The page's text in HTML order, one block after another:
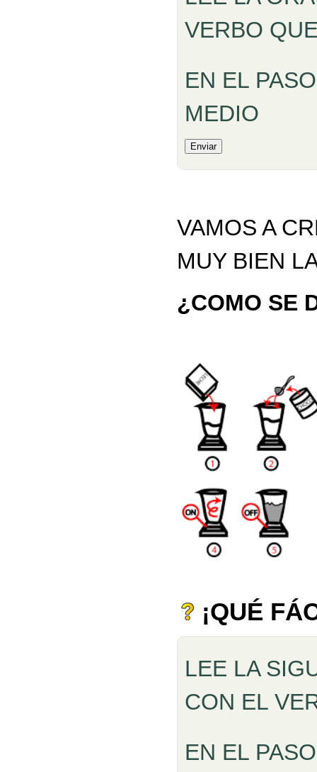
VERBO
EN EL
MEDIO
VAMOS A
MUY BIEN
¿COMO SE
¡QUÉ
LEE LA
CON EL
EN EL